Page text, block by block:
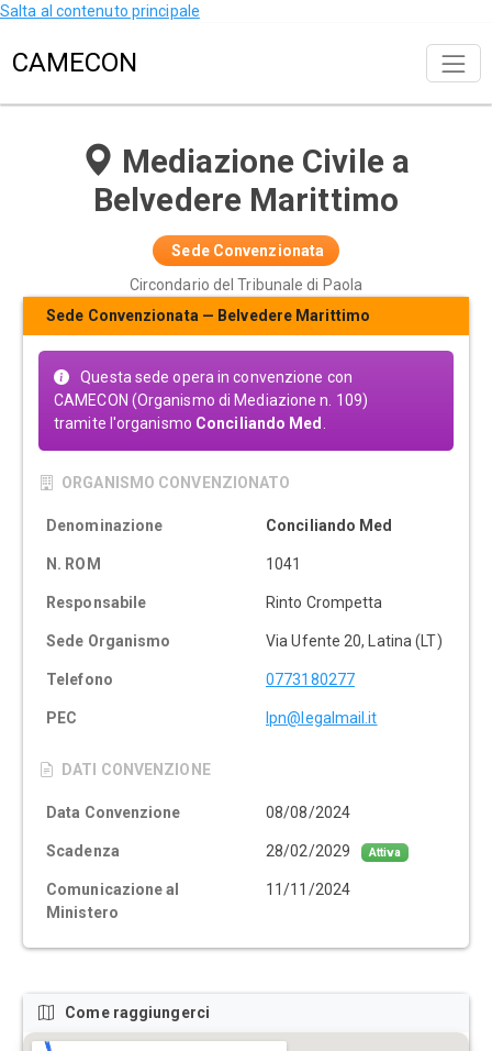
Salta al contenuto principale
CAMECON
Mediazione Civile a
Belvedere Marittimo
Sede Convenzionata
Circondario del Tribunale di Paola
Sede Convenzionata — Belvedere Marittimo
Questa sede opera in convenzione con
CAMECON (Organismo di Mediazione n. 109)
tramite l'organismo Conciliando Med
ORGANISMO CONVENZIONATO
Denominazione Conciliando Med
N. ROM 1041
Responsabile Rinto Crompetta
Sede Organismo Via Ufente 20, Latina (LT)
Telefono 0773180277
PEC lpn@legalmail.it
DATI CONVENZIONE
Data Convenzione 08/08/2024
Scadenza 28/02/2029 Attiva
Comunicazione al
Ministero
11/11/2024
Come raggiungerci